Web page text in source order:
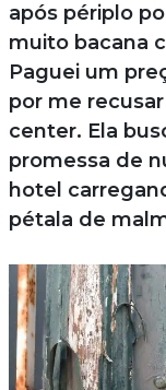
após périplo
muito bacana
Paguei um
por me
center. Ela
promessa de
hotel
pétala de